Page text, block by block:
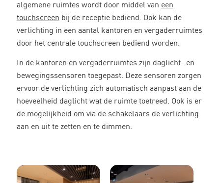
algemene ruimtes wordt door middel van een
touchscreen bij de receptie bediend. Ook kan de
verlichting in een aantal kantoren en vergaderruimtes
door het centrale touchscreen bediend worden.
In de kantoren en vergaderruimtes zijn daglicht- en
bewegingssensoren toegepast. Deze sensoren zorgen
ervoor de verlichting zich automatisch aanpast aan de
hoeveelheid daglicht wat de ruimte toetreed. Ook is er
de mogelijkheid om via de schakelaars de verlichting
aan en uit te zetten en te dimmen.